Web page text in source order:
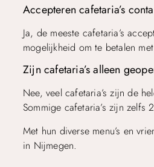
Top
Accepteren cafetaria’s
Ja, de meeste cafetaria’s
mogelijkheid om te betalen
Zijn cafetaria’s alleen
Nee, veel cafetaria’s zijn de
Sommige cafetaria’s zijn zelfs
Met hun diverse menu’s en
in Nijmegen.